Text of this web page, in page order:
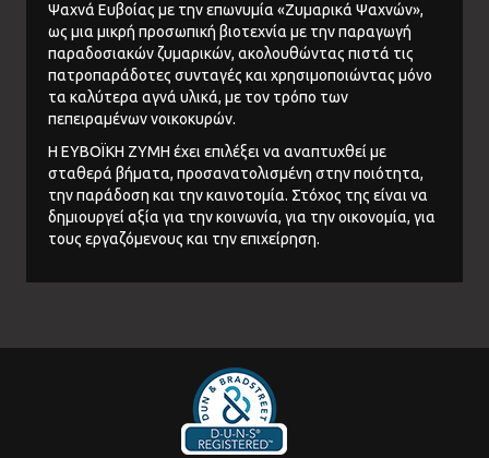
Ψαχνά Ευβοίας με την επωνυμία «Ζυμαρικά Ψαχνών»,
ως μια μικρή προσωπική βιοτεχνία με την παραγωγή
παραδοσιακών ζυμαρικών, ακολουθώντας πιστά τις
πατροπαράδοτες συνταγές και χρησιμοποιώντας μόνο
τα καλύτερα αγνά υλικά, με τον τρόπο των
πεπειραμένων νοικοκυρών.
Η ΕΥΒΟΪΚΗ ΖΥΜΗ έχει επιλέξει να αναπτυχθεί με
σταθερά βήματα, προσανατολισμένη στην ποιότητα,
την παράδοση και την καινοτομία. Στόχος της είναι να
δημιουργεί αξία για την κοινωνία, για την οικονομία, για
τους εργαζόμενους και την επιχείρηση.